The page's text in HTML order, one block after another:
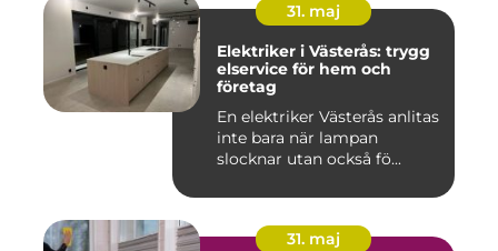
31. maj
Elektriker i Västerås: trygg
elservice för hem och
företag
En elektriker Västerås anlitas
inte bara när lampan
slocknar utan också fö...
31. maj